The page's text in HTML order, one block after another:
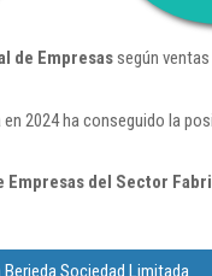
de Empresassegún
2024 ha conseguido la
Empresas del Sector
Sociedad Limitada